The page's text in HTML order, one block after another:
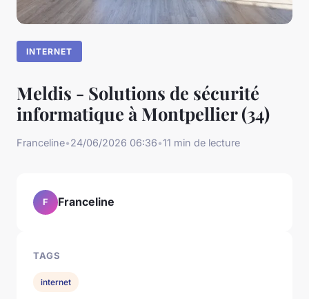
INTERNET
Meldis - Solutions de sécurité
informatique à Montpellier (34)
Franceline•24/06/2026 06:36•11 min de lecture
F Franceline
TAGS
internet